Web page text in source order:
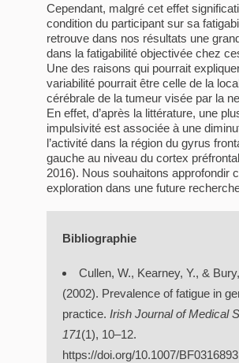
Cependant, malgré cet effet
condition du participant sur sa
retrouve dans nos résultats une
dans la fatigabilité objectivée chez
Une des raisons qui pourrait
variabilité pourrait être celle de la
cérébrale de la tumeur visée par la
En effet, d’après la littérature, une
impulsivité est associée à une
l’activité dans la région du gyrus
gauche au niveau du cortex
2016). Nous souhaitons approfondir
exploration dans une future
Bibliographie
Cullen, W., Kearney, Y., &
(2002). Prevalence of fatigue in
practice. Irish Journal of Medical
171(1), 10–12.
https://doi.org/10.1007/